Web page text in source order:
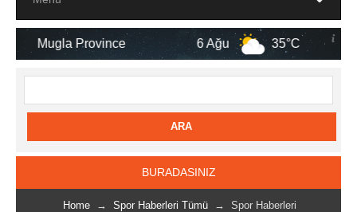
6 Ağu 35°C 7 Ağu
BURADASINIZ
Home → Spor Haberleri Tümü → Spor Haberleri